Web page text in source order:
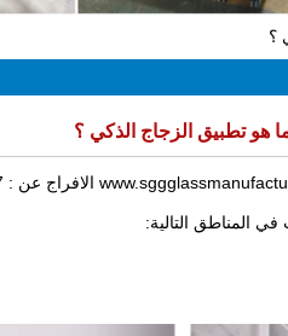
؟
هو تطبيق الزجاج الذكي ؟
الافراج عن :
المناطق التالية: